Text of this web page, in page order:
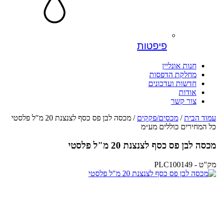
פיפטות
חנות אונליין
מחלקת הדפסות
חדשות ועדכונים
אודות
צור קשר
עמוד הבית/ מכסים/פקקים / מכסה לבן פס כסף לצנצנת 20 מ"ל פלסטי
כל המחירים כוללים מע״מ
מכסה לבן פס כסף לצנצנת 20 מ"ל פלסטי
מק"ט - PLC100149